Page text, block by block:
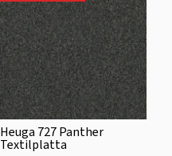
Heuga 727 Panther
Textilplatta